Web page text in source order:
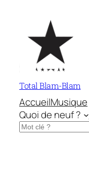
contenu
Total Blam-Blam
AccueilMusique
Quoi de neuf ?
Rechercher